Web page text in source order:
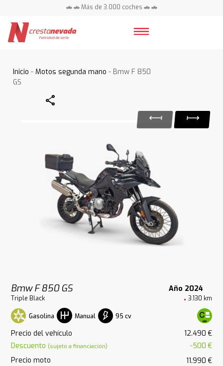
🚗 🚗 Más de 3.000 coches 🚗 🚗
Inicio -Motos segunda mano - Bmw F 850
GS
Share
Bmw F 850 GS Año 2024
Triple Black 3.130 km
Gasolina Manual 95 cv
Precio del vehículo
12.490 €
Descuento (sujeto a financiación)
-500 €
Precio moto
11.990 €